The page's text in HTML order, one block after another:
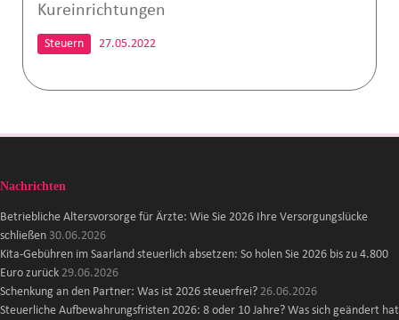
Kureinrichtungen
Steuern 27.05.2022
Nachrichten
Betriebliche Altersvorsorge für Ärzte: Wie Sie 2026 Ihre Versorgungslücke
schließen 30.06.2026
Kita-Gebühren im Saarland steuerlich absetzen: So holen Sie 2026 bis zu 4.800
Euro zurück 29.06.2026
Schenkung an den Partner: Was ist 2026 steuerfrei? 26.06.2026
Steuerliche Aufbewahrungsfristen 2026: 8 oder 10 Jahre? Was sich geändert hat